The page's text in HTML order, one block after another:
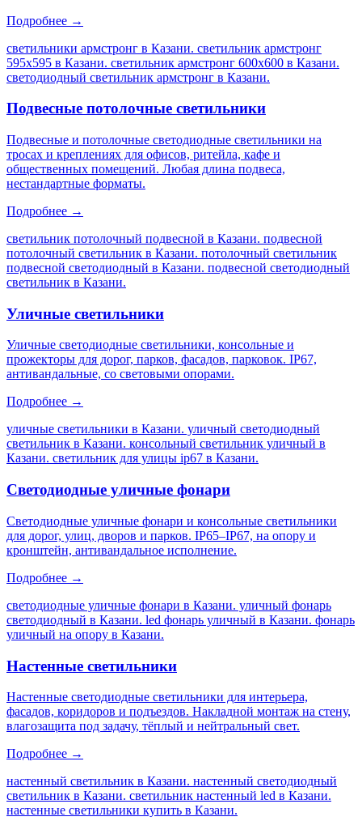
Подробнее →
светильники армстронг в Казани. светильник армстронг
595х595 в Казани. светильник армстронг 600х600 в Казани.
светодиодный светильник армстронг в Казани.
Подвесные потолочные светильники
Подвесные и потолочные светодиодные светильники на
тросах и креплениях для офисов, ритейла, кафе и
общественных помещений. Любая длина подвеса,
нестандартные форматы.
Подробнее →
светильник потолочный подвесной в Казани. подвесной
потолочный светильник в Казани. потолочный светильник
подвесной светодиодный в Казани. подвесной светодиодный
светильник в Казани.
Уличные светильники
Уличные светодиодные светильники, консольные и
прожекторы для дорог, парков, фасадов, парковок. IP67,
антивандальные, со световыми опорами.
Подробнее →
уличные светильники в Казани. уличный светодиодный
светильник в Казани. консольный светильник уличный в
Казани. светильник для улицы ip67 в Казани.
Светодиодные уличные фонари
Светодиодные уличные фонари и консольные светильники
для дорог, улиц, дворов и парков. IP65–IP67, на опору и
кронштейн, антивандальное исполнение.
Подробнее →
светодиодные уличные фонари в Казани. уличный фонарь
светодиодный в Казани. led фонарь уличный в Казани. фонарь
уличный на опору в Казани.
Настенные светильники
Настенные светодиодные светильники для интерьера,
фасадов, коридоров и подъездов. Накладной монтаж на стену,
влагозащита под задачу, тёплый и нейтральный свет.
Подробнее →
настенный светильник в Казани. настенный светодиодный
светильник в Казани. светильник настенный led в Казани.
настенные светильники купить в Казани.